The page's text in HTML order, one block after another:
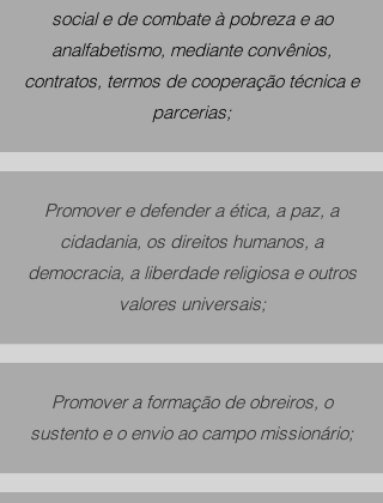
social e de combate à pobreza e ao
analfabetismo, mediante convênios,
contratos, termos de cooperação técnica e
parcerias;
Promover e defender a ética, a paz, a
cidadania, os direitos humanos, a
democracia, a liberdade religiosa e outros
valores universais;
Promover a formação de obreiros, o
sustento e o envio ao campo missionário;